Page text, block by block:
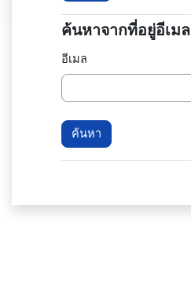
ค้นหาจากที่อยู่อีเมล
ค้นหาจากที่อยู่อีเมล
อีเมล